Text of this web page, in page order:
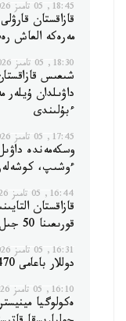
18:45, 05 تامىز 2026
قازاقستان
مەرەكە العاش
18:30, 05 تامىز 2026
شىعىس
داۋىلدان ۇيلەر
ءبۇلىندى
17:45, 05 تامىز 2026
وسكەمەندە
ءوشىپ،
16:44, 05 تامىز 2026
قازاقستان
قورىعىنا 50 جىل تولدى
16:31, 05 تامىز 2026
دوللار باعامى 470 تەڭگەدەن تومەن ءتۇستى
16:10, 05 تامىز 2026
ەكولوگيا